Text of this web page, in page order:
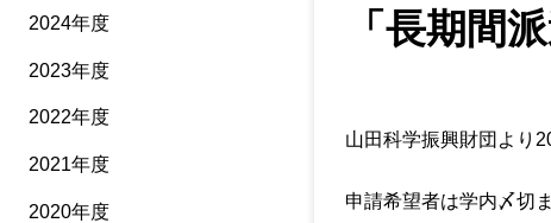
「長期間
山田科学振興財団より
申請希望者は学内〆切
2024年度
2023年度
2022年度
2021年度
2020年度